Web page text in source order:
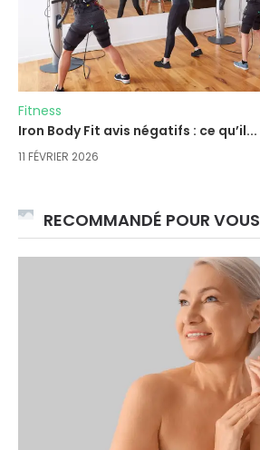
Fitness
Iron Body Fit avis négatifs : ce qu’il...
11 FÉVRIER 2026
RECOMMANDÉ POUR VOUS